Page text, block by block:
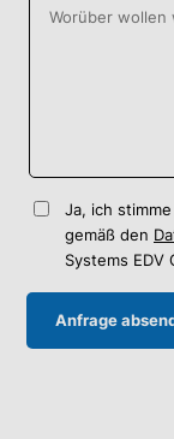
Ja, ich
gemäß den
Systems